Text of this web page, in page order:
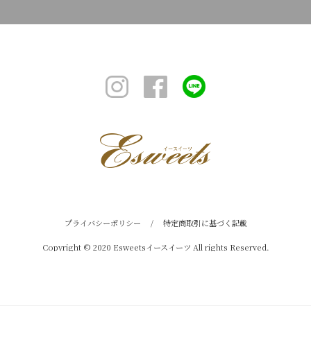
プライバシーポリシー / 特定商取引に基づく記載
Copyright © 2020 Esweetsイースイーツ All rights Reserved.